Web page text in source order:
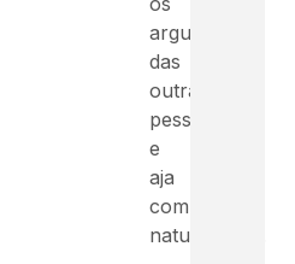
argumentos
das
outras
pessoas
e
aja
com
naturalidade.